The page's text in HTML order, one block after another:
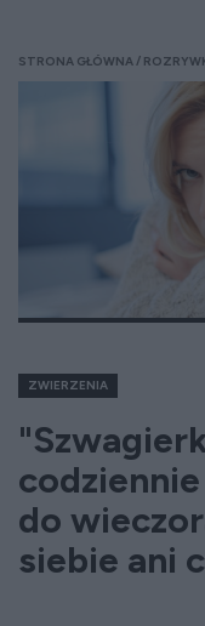
STRONA GŁÓWNA
ZWIERZENIA
do
siebie ani